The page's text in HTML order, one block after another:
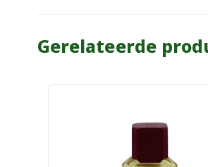
Gerelateerde